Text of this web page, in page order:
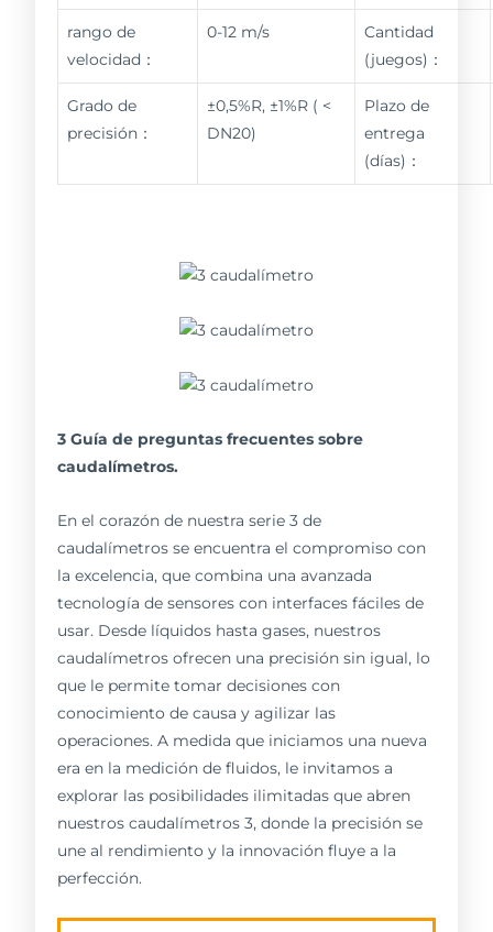
rango de
velocidad：
0-12 m/s
Cantidad
(juegos)：
Grado de
precisión：
±0,5%R, ±1%R ( <
DN20)
Plazo de
entrega
(días)：
3 Guía de preguntas frecuentes sobre
caudalímetros.
En el corazón de nuestra serie 3 de
caudalímetros se encuentra el compromiso con
la excelencia, que combina una avanzada
tecnología de sensores con interfaces fáciles de
usar. Desde líquidos hasta gases, nuestros
caudalímetros ofrecen una precisión sin igual, lo
que le permite tomar decisiones con
conocimiento de causa y agilizar las
operaciones. A medida que iniciamos una nueva
era en la medición de fluidos, le invitamos a
explorar las posibilidades ilimitadas que abren
nuestros caudalímetros 3, donde la precisión se
une al rendimiento y la innovación fluye a la
perfección.